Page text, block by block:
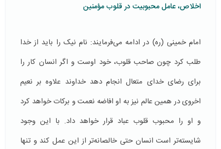
اخلاص، عامل محبوبیت در قلوب مؤمنین
امام خمینی (ره) در ادامه می‌فرمایند: نام نیک را باید از خدا
طلب کرد چون صاحب قلوب، خود اوست و اگر انسان کار را
برای رضای خدای متعال انجام دهد خداوند علاوه بر نعیم
اخروی در همین عالم نیز به او افاضه نعمت و برکات خواهد کرد
و او را محبوب قلوب عباد قرار خواهد داد. با این وجود
شایسته‌تر است انسان حتی خالصانه‌تر از این عمل کند و تنها